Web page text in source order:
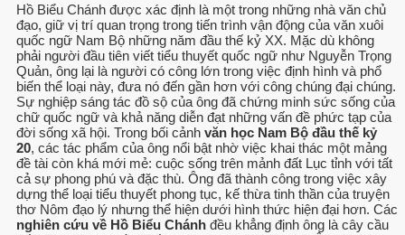
Hồ Biểu Chánh được xác định là một trong những nhà văn chủ
đạo, giữ vị trí quan trọng trong tiến trình vận động của văn xuôi
quốc ngữ Nam Bộ những năm đầu thế kỷ XX. Mặc dù không
phải người đầu tiên viết tiểu thuyết quốc ngữ như Nguyễn Trọng
Quản, ông lại là người có công lớn trong việc định hình và phổ
biến thể loại này, đưa nó đến gần hơn với công chúng đại chúng.
Sự nghiệp sáng tác đồ sộ của ông đã chứng minh sức sống của
chữ quốc ngữ và khả năng diễn đạt những vấn đề phức tạp của
đời sống xã hội. Trong bối cảnh văn học Nam Bộ đầu thế kỷ
20, các tác phẩm của ông nổi bật nhờ việc khai thác một mảng
đề tài còn khá mới mẻ: cuộc sống trên mảnh đất Lục tỉnh với tất
cả sự phong phú và đặc thù. Ông đã thành công trong việc xây
dựng thể loại tiểu thuyết phong tục, kế thừa tinh thần của truyện
thơ Nôm đạo lý nhưng thể hiện dưới hình thức hiện đại hơn. Các
nghiên cứu về Hồ Biểu Chánh đều khẳng định ông là cây cầu